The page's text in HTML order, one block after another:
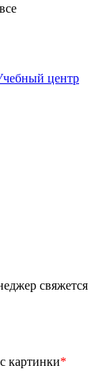
центр
свяжется
картинки*